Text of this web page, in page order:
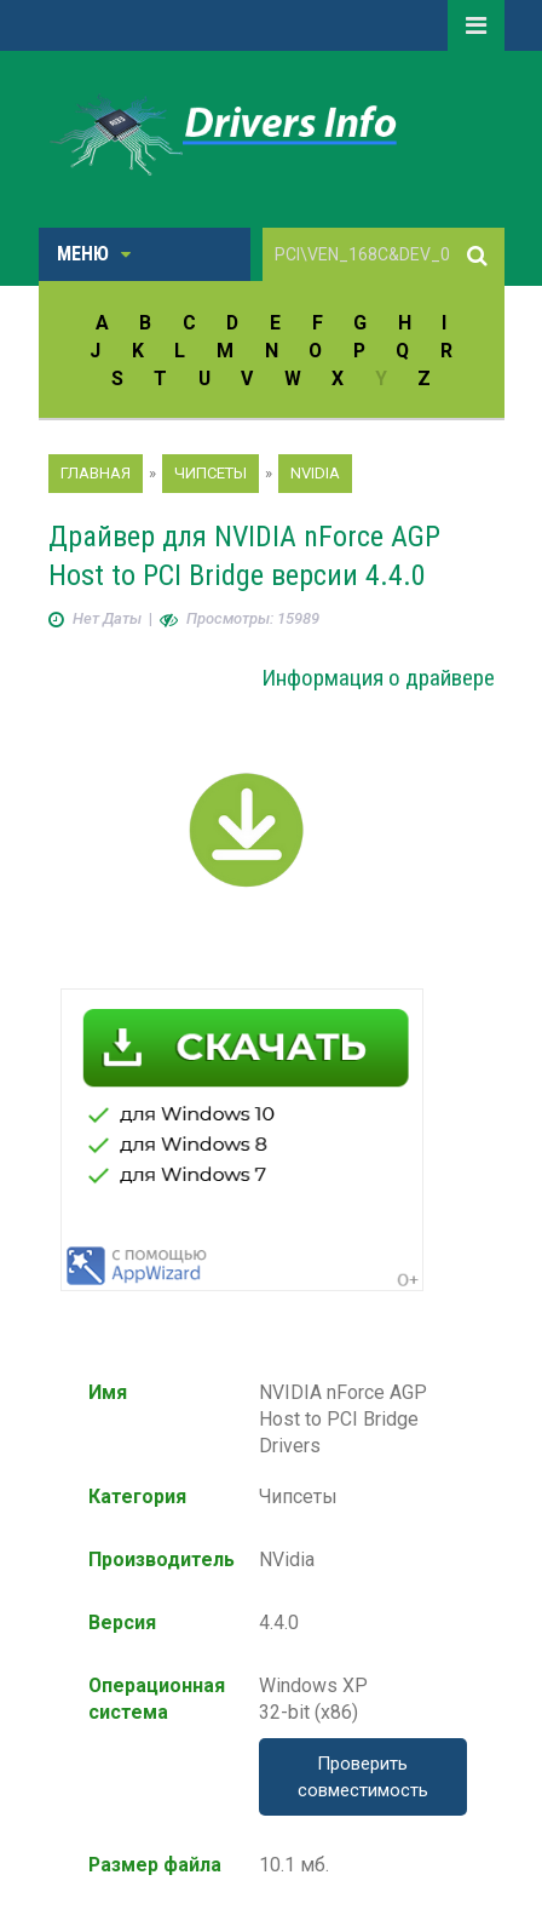
МЕНЮ
A B C D E F G H
I
J
K L M N O P Q
R
S
T U V W X Y Z
ГЛАВНАЯ » ЧИПСЕТЫ » NVIDIA
Драйвер для NVIDIA nForce AGP
Host to PCI Bridge версии 4.4.0
Нет Даты| Просмотры: 15989
Информация о драйвере
Имя
NVIDIA nForce AGP
Host to PCI Bridge
Drivers
Категория Чипсеты
Производитель NVidia
Версия 4.4.0
Операционная
система
Windows XP
32-bit (x86)
Проверить
совместимость
Размер файла 10.1 мб.